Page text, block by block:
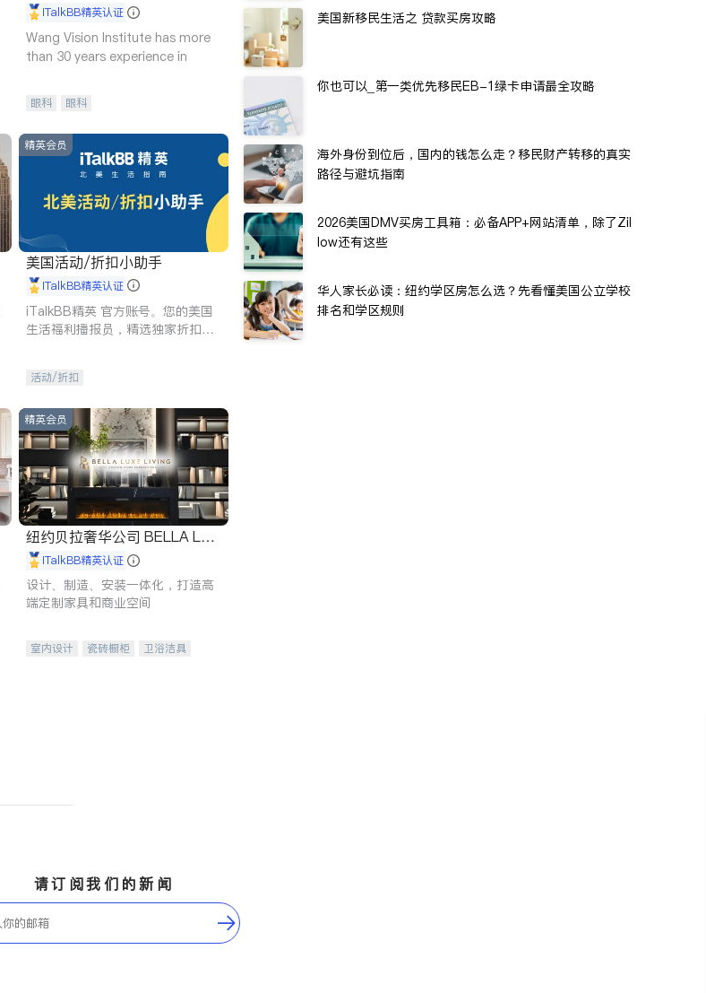
iTalkBB精英认证
Wang Vision Institute has more
than 30 years experience in
眼科 眼科
精英会员
美国活动/折扣小助手
iTalkBB精英认证
iTalkBB精英 官方账号。您的美国
生活福利播报员，精选独家折扣、
活动/折扣
精英会员
纽约贝拉奢华公司 BELLA LUX
E iTalkBB精英认证
设计、制造、安装一体化，打造高
端定制家具和商业空间
室内设计 瓷砖橱柜
卫浴洁具
美国新移民生活之 贷款买房攻略
你也可以_第一类优先移民EB-1绿卡申请最全攻略
海外身份到位后，国内的钱怎么走？移民财产转移的真实
路径与避坑指南
2026美国DMV买房工具箱：必备APP+网站清单，除了Zil
low还有这些
华人家长必读：纽约学区房怎么选？先看懂美国公立学校
排名和学区规则
请订阅我们的新闻